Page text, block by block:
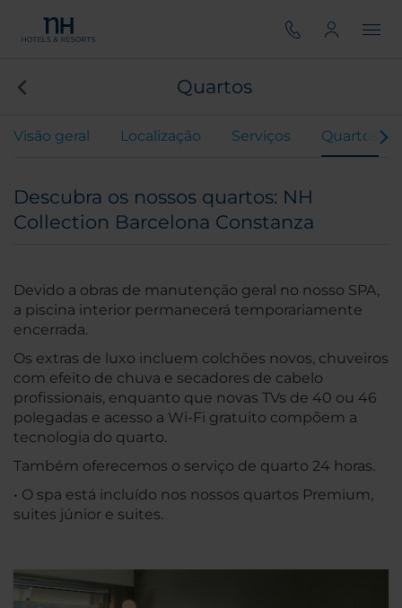
Quartos
Visão geral Localização Serviços Quartos
Descubra os nossos quartos: NH
Collection Barcelona Constanza
Devido a obras de manutenção geral no nosso SPA,
a piscina interior permanecerá temporariamente
encerrada.
Os extras de luxo incluem colchões novos, chuveiros
com efeito de chuva e secadores de cabelo
profissionais, enquanto que novas TVs de 40 ou 46
polegadas e acesso a Wi-Fi gratuito compõem a
tecnologia do quarto.
Também oferecemos o serviço de quarto 24 horas.
• O spa está incluído nos nossos quartos Premium,
suites júnior e suites.